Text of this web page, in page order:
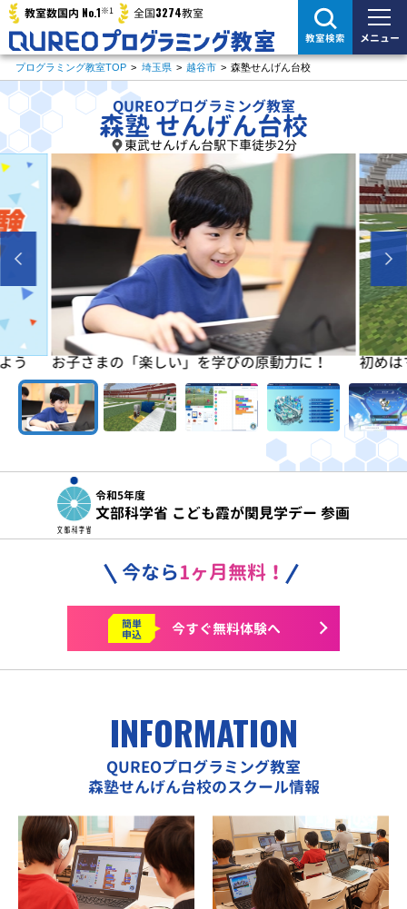
教室数国内 No.1※1 全国3274教室
教室検索 メニュー
プログラミング教室TOP > 埼玉県 > 越谷市 > 森塾せんげん台校
QUREOプログラミング教室
森塾 せんげん台校
東武せんげん台駅下車徒歩2分
う お子さまの「楽しい」を学びの原動力に！ 初め
令和5年度
文部科学省 こども霞が関見学デー 参画
今なら1ヶ月無料！
簡単
申込 今すぐ無料体験へ
INFORMATION
QUREOプログラミング教室
森塾せんげん台校のスクール情報